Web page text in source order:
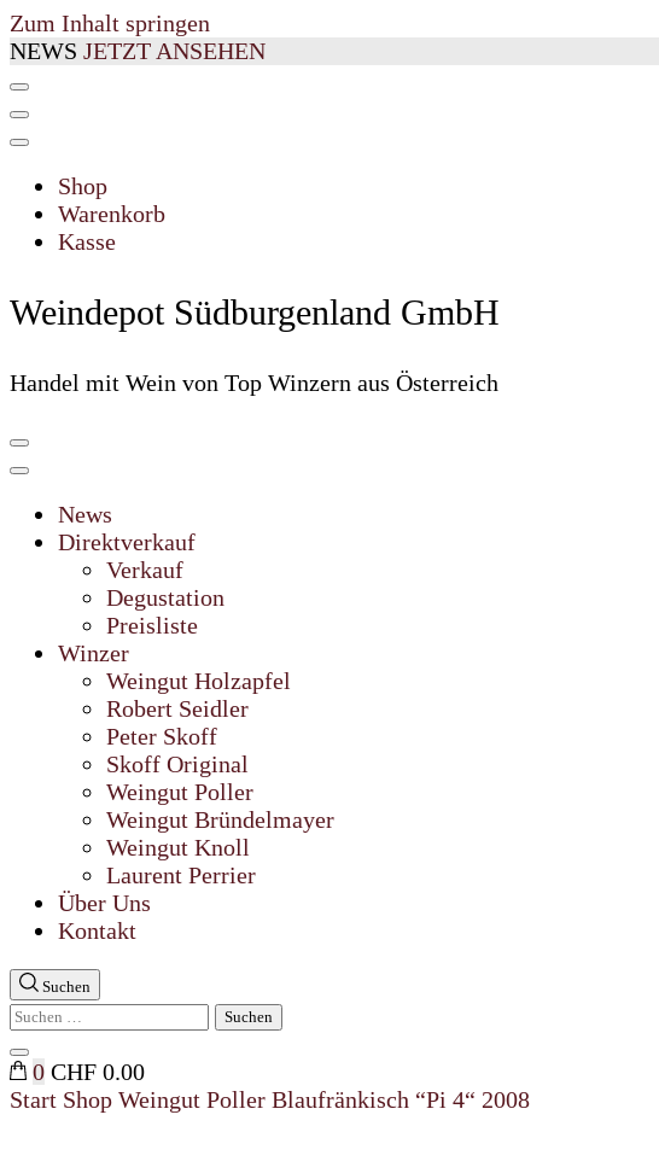
Zum Inhalt springen
NEWS JETZT ANSEHEN
Shop
Warenkorb
Kasse
Weindepot Südburgenland GmbH
Handel mit Wein von Top Winzern aus Österreich
News
Direktverkauf
Verkauf
Degustation
Preisliste
Winzer
Weingut Holzapfel
Robert Seidler
Peter Skoff
Skoff Original
Weingut Poller
Weingut Bründelmayer
Weingut Knoll
Laurent Perrier
Über Uns
Kontakt
Suchen
Suchen
Suche
schließen
0 CHF 0.00
Start Shop Weingut Poller Blaufränkisch “Pi 4“ 2008